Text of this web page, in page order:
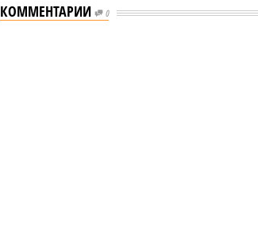
КОММЕНТАРИИ 0